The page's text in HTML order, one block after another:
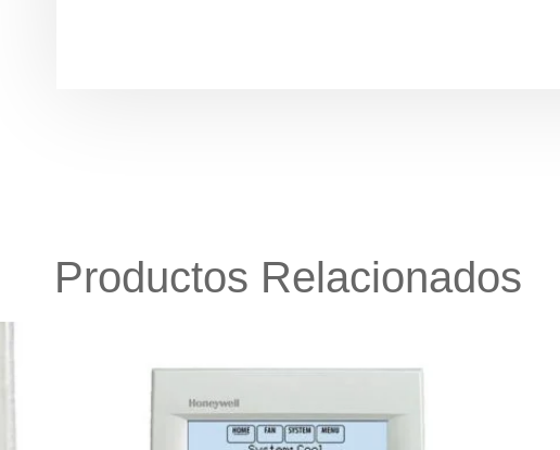
Productos Relacionados